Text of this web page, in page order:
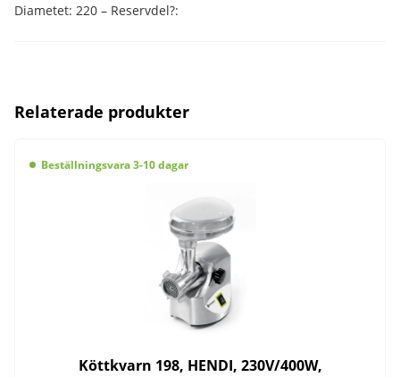
Diametet: 220 – Reservdel?:
Relaterade produkter
Beställningsvara 3-10 dagar
Köttkvarn 198, HENDI, 230V/400W,